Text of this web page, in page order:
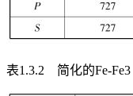
表1.3.2 简化的Fe-Fe3